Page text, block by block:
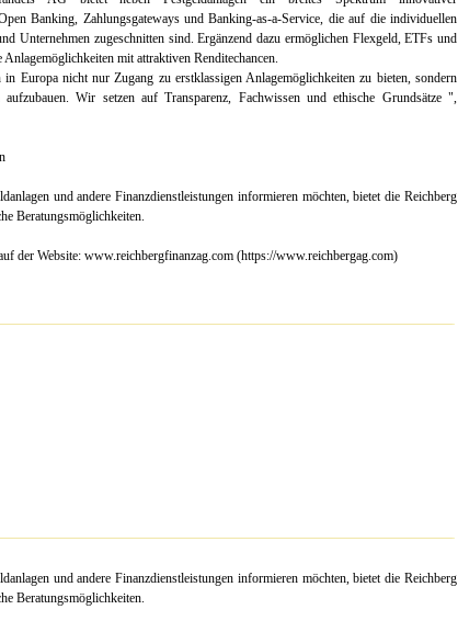
Banking, Zahlungsgateways und Banking-as-a-Service, die auf die individuellen
Unternehmen zugeschnitten sind. Ergänzend dazu ermöglichen Flexgeld, ETFs und
mit attraktiven Renditechancen.
Europa nicht nur Zugang zu erstklassigen Anlagemöglichkeiten zu bieten, sondern
aufzubauen. Wir setzen auf Transparenz, Fachwissen und ethische Grundsätze ",
und andere Finanzdienstleistungen informieren möchten, bietet die Reichberg
Beratungsmöglichkeiten.
der Website: www.reichbergfinanzag.com (https://www.reichbergag.com)
und andere Finanzdienstleistungen informieren möchten, bietet die Reichberg
Beratungsmöglichkeiten.